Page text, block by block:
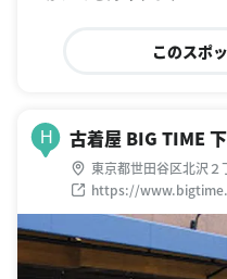
このスポ
H 古着屋 BIG TIME
東京都世田谷区北沢２
https://